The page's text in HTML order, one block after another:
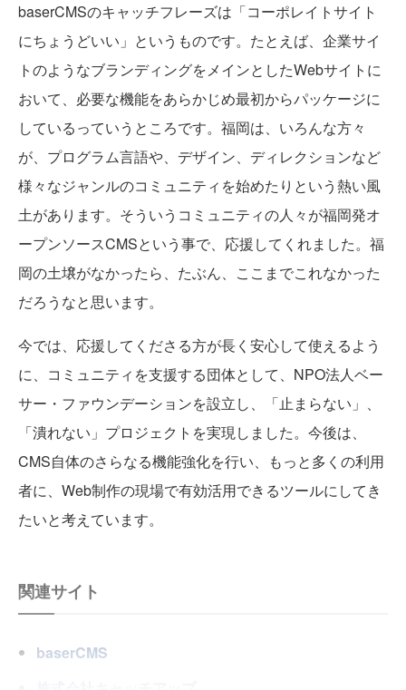
baserCMSのキャッチフレーズは「コーポレイトサイト
にちょうどいい」というものです。たとえば、企業サイ
トのようなブランディングをメインとしたWebサイトに
おいて、必要な機能をあらかじめ最初からパッケージに
しているっていうところです。福岡は、いろんな方々
が、プログラム言語や、デザイン、ディレクションなど
様々なジャンルのコミュニティを始めたりという熱い風
土があります。そういうコミュニティの人々が福岡発オ
ープンソースCMSという事で、応援してくれました。福
岡の土壌がなかったら、たぶん、ここまでこれなかった
だろうなと思います。
今では、応援してくださる方が長く安心して使えるよう
に、コミュニティを支援する団体として、NPO法人ベー
サー・ファウンデーションを設立し、「止まらない」、
「潰れない」プロジェクトを実現しました。今後は、
CMS自体のさらなる機能強化を行い、もっと多くの利用
者に、Web制作の現場で有効活用できるツールにしてき
たいと考えています。
関連サイト
baserCMS